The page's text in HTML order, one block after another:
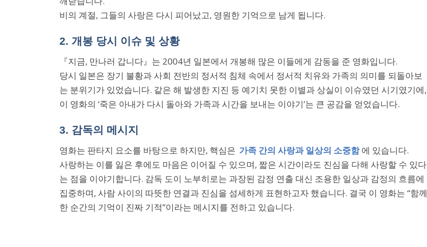
비의 계절, 그들의 사랑은 다시 피어났고, 영원한 기억으로 남게 됩니다.
2. 개봉 당시 이슈 및 상황
『지금, 만나러 갑니다』는 2004년 일본에서 개봉해 많은 이들에게 감동을 준 영화입니다.
당시 일본은 장기 불황과 사회 전반의 정서적 침체 속에서 정서적 치유와 가족의 의미를 되돌아보
는 분위기가 있었습니다. 같은 해 발생한 지진 등 예기치 못한 이별과 상실이 이슈였던 시기였기에,
이 영화의 ‘죽은 아내가 다시 돌아와 가족과 시간을 보내는 이야기’는 큰 공감을 얻었습니다.
3. 감독의 메시지
영화는 판타지 요소를 바탕으로 하지만, 핵심은 가족 간의 사랑과 일상의 소중함 에 있습니다.
사랑하는 이를 잃은 후에도 마음은 이어질 수 있으며, 짧은 시간이라도 진심을 다해 사랑할 수 있다
는 점을 이야기합니다. 감독 도이 노부히로는 과장된 감정 연출 대신 조용한 일상과 감정의 흐름에
집중하며, 사람 사이의 따뜻한 연결과 진심을 섬세하게 표현하고자 했습니다. 결국 이 영화는 “함께
한 순간의 기억이 진짜 기적”이라는 메시지를 전하고 있습니다.